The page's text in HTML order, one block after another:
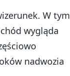
W tym
wygląda
nadwozia